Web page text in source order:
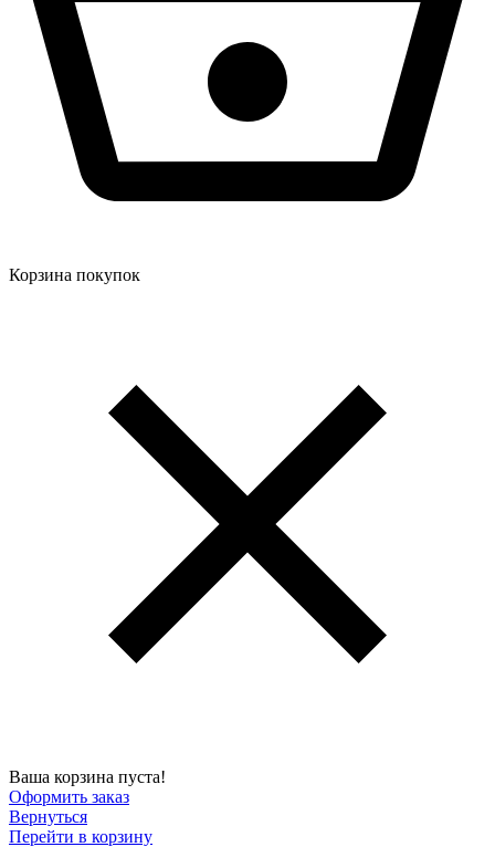
Корзина покупок
Ваша корзина пуста!
Оформить заказ
Вернуться
Перейти в корзину